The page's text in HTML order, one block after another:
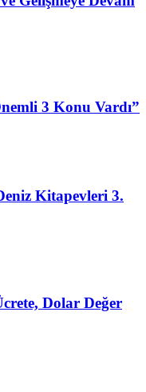
3 Konu Vardı”
Kitapevleri 3.
Dolar Değer